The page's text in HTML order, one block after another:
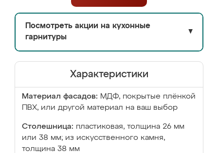
Посмотреть акции на кухонные
гарнитуры
▼
Характеристики
Материал фасадов: МДФ, покрытые плёнкой
ПВХ, или другой материал на ваш выбор
Столешница: пластиковая, толщина 26 мм
или 38 мм; из искусственного камня,
толщина 38 мм